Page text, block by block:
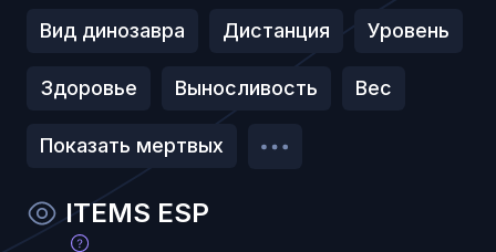
Вид динозавра Дистанция Уровень
Здоровье Выносливость Вес
Показать мертвых
ITEMS ESP